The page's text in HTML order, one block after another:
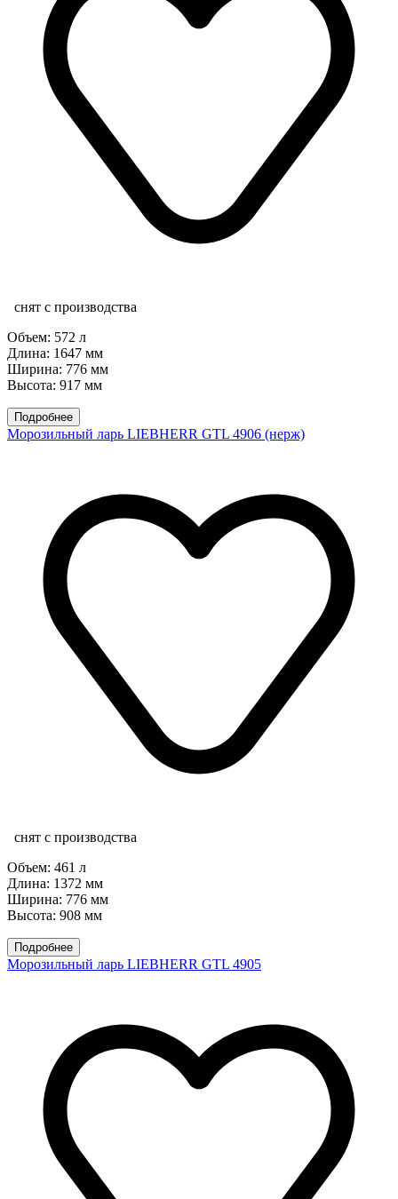
снят с производства
Объем: 572 л
Длина: 1647 мм
Ширина: 776 мм
Высота: 917 мм
Подробнее
Морозильный ларь LIEBHERR GTL 4906 (нерж)
снят с производства
Объем: 461 л
Длина: 1372 мм
Ширина: 776 мм
Высота: 908 мм
Подробнее
Морозильный ларь LIEBHERR GTL 4905